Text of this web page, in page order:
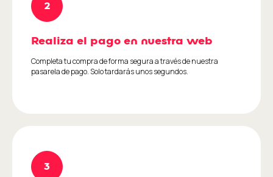
Realiza el pago en nuestra web
Completa tu compra de forma segura a través de nuestra
pasarela de pago. Solo tardarás unos segundos.